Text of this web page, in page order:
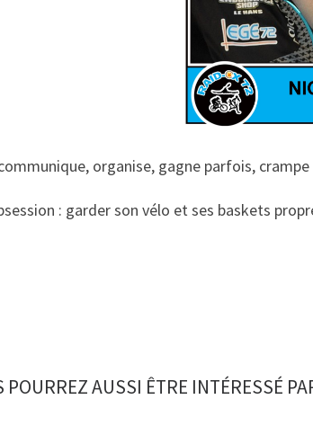
organise, gagne parfois,
: garder son vélo et ses baskets
POURREZ AUSSI ÊTRE INTÉRESSÉ